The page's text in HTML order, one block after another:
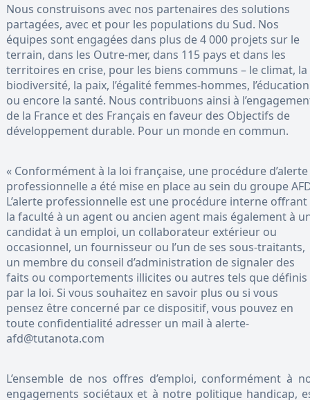
Nous construisons avec nos partenaires des solutions
partagées, avec et pour les populations du Sud. Nos
équipes sont engagées dans plus de 4 000 projets sur le
terrain, dans les Outre-mer, dans 115 pays et dans les
territoires en crise, pour les biens communs – le climat, la
biodiversité, la paix, l’égalité femmes-hommes, l’éducation
ou encore la santé. Nous contribuons ainsi à
de la France et des Français en faveur des Objectifs de
développement durable. Pour un monde en commun.
« Conformément à la loi française, une procédure d’alerte
professionnelle a été mise en place au sein du groupe
L’alerte professionnelle est une procédure interne offrant
la faculté à un agent ou ancien agent mais également à
candidat à un emploi, un collaborateur extérieur ou
occasionnel, un fournisseur ou l’un de ses sous-traitants,
un membre du conseil d’administration de signaler des
faits ou comportements illicites ou autres tels que définis
par la loi. Si vous souhaitez en savoir plus ou si vous
pensez être concerné par ce dispositif, vous pouvez en
toute confidentialité adresser un mail à alerte-
afd@tutanota.com
L’ensemble de nos offres d’emploi, conformément à
engagements sociétaux et à notre politique handicap,